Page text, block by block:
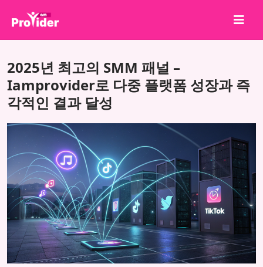
로그인
회원가입
서비스
API
이용약관
블로그
2025년 최고의 SMM 패널 –
Iamprovider로 다중 플랫폼 성장과 즉
각적인 결과 달성